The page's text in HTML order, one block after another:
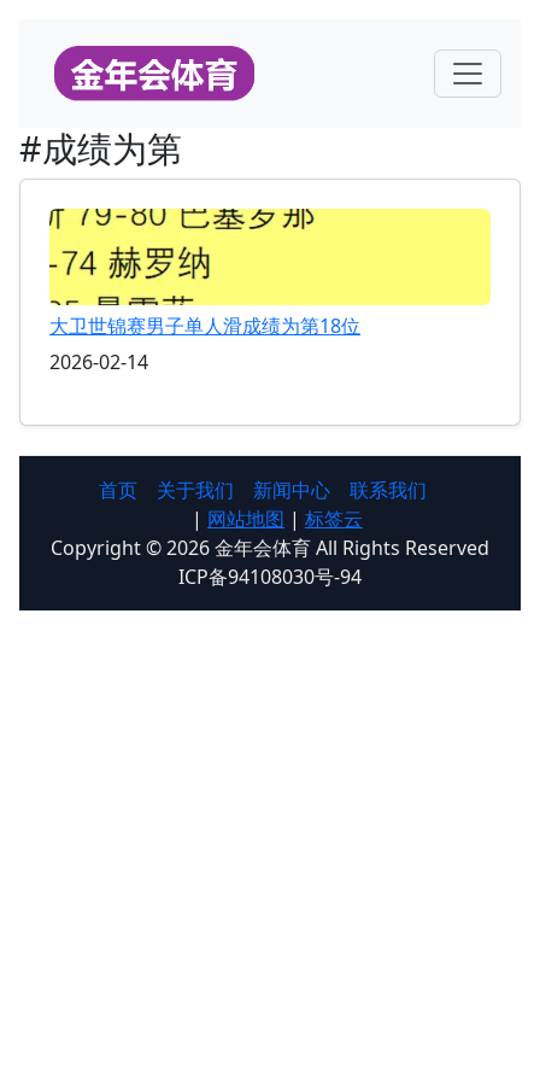
#成绩为第
大卫世锦赛男子单人滑成绩为第18位
2026-02-14
首页 关于我们 新闻中心
联系我们
| 网站地图 | 标签云
Copyright © 2026 金年会体育 All Rights Reserved
ICP备94108030号-94